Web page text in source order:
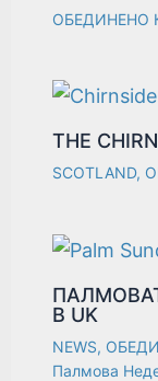
ОБЕДИНЕНО
THE
SCOTLAND,
В UK
NEWS,
Палмова